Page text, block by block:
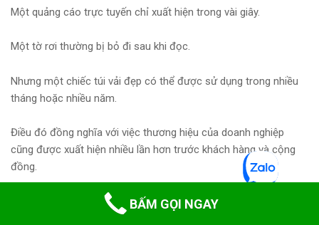
Một quảng cáo trực tuyến chỉ xuất hiện trong vài giây.
Một tờ rơi thường bị bỏ đi sau khi đọc.
Nhưng một chiếc túi vải đẹp có thể được sử dụng trong nhiều
tháng hoặc nhiều năm.
Điều đó đồng nghĩa với việc thương hiệu của doanh nghiệp
cũng được xuất hiện nhiều lần hơn trước khách hàng và cộng
đồng.
BẤM GỌI NGAY